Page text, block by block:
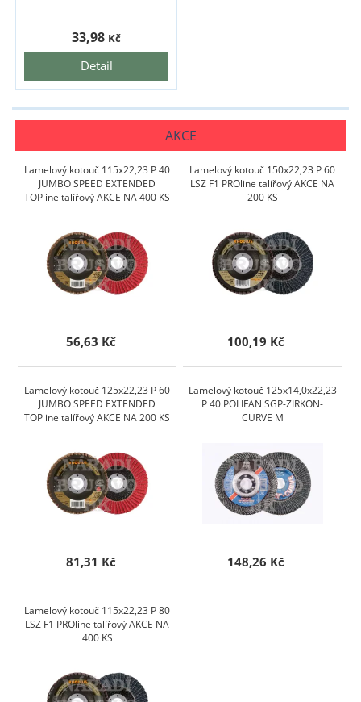
Detail
33,98 Kč
AKCE
Lamelový kotouč 115x22,23 P 40
JUMBO SPEED EXTENDED
TOPline talířový AKCE NA 400 KS
56,63 Kč
Lamelový kotouč 150x22,23 P 60
LSZ F1 PROline talířový AKCE NA
200 KS
100,19 Kč
Lamelový kotouč 125x22,23 P 60
JUMBO SPEED EXTENDED
TOPline talířový AKCE NA 200 KS
81,31 Kč
Lamelový kotouč 125x14,0x22,23
P 40 POLIFAN SGP-ZIRKON-
CURVE M
148,26 Kč
Lamelový kotouč 115x22,23 P 80
LSZ F1 PROline talířový AKCE NA
400 KS